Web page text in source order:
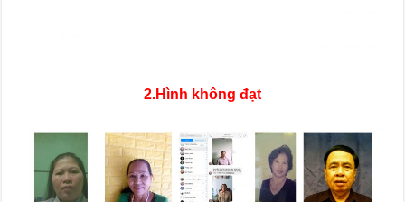
2.Hình không đạt